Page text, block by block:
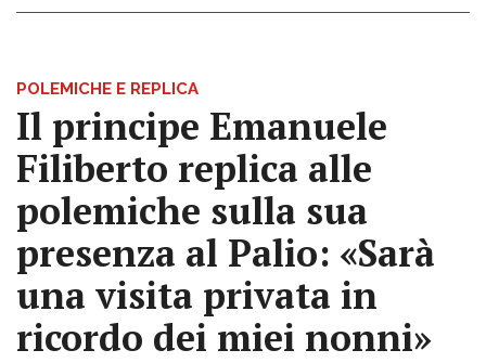
POLEMICHE E REPLICA
Il principe Emanuele
Filiberto replica alle
polemiche sulla sua
presenza al Palio: «Sarà
una visita privata in
ricordo dei miei nonni»